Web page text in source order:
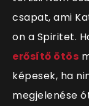
csapat, ami
on a Spiritet.
erősítő ötös
képesek, ha
megjelenése